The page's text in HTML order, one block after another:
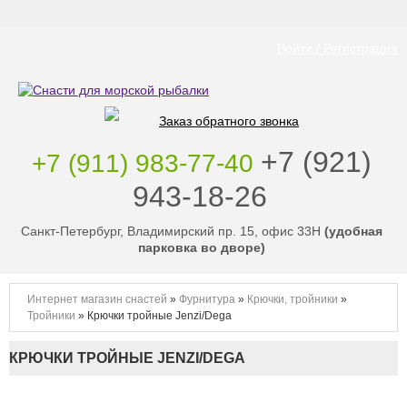
Заказ обратного звонка
+7 (911) 983-77-40 ‭+7 (921)
943-18-26
Санкт-Петербург, Владимирский пр. 15, офис 33Н (удобная
парковка во дворе)
Интернет магазин снастей » Фурнитура » Крючки, тройники »
Тройники » Крючки тройные Jenzi/Dega
КРЮЧКИ ТРОЙНЫЕ JENZI/DEGA